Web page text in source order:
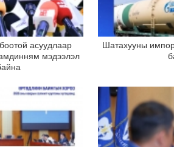
асуудлаар
мэдээлэл
Шатахууны